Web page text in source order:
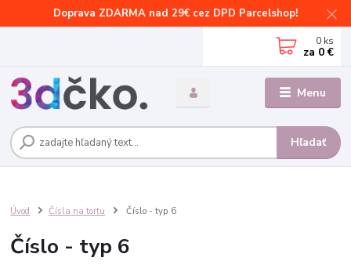
Doprava ZDARMA nad 29€ cez DPD Parcelshop!
Menu
Hľadať
0 ks
za 0 €
Úvod Čísla na tortu Číslo - typ 6
Číslo - typ 6